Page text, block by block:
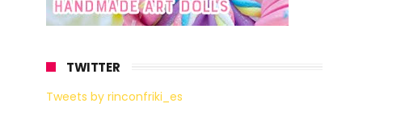
TWITTER
Tweets by rinconfriki_es